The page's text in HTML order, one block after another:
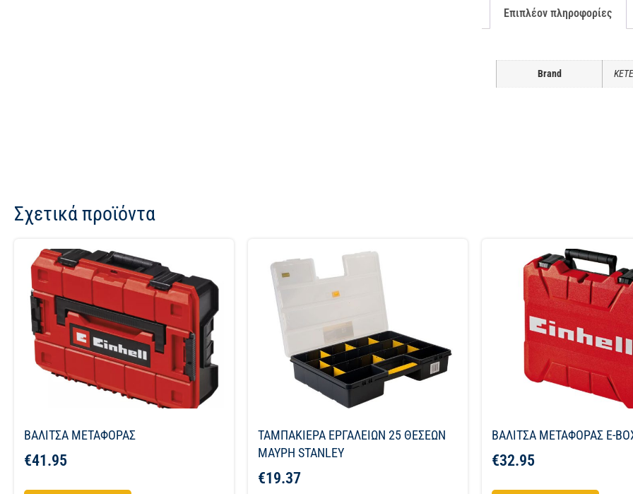
Επιπλέον πληροφορίες
Brand
Σχετικά προϊόντα
ΒΑΛΙΤΣΑ ΜΕΤΑΦΟΡΑΣ
€41.95
ΤΑΜΠΑΚΙΕΡΑ ΕΡΓΑΛΕΙΩΝ 25 ΘΕΣΕΩΝ
ΜΑΥΡΗ STANLEY
€19.37
ΒΑΛΙΤΣΑ ΜΕΤΑΦΟΡΑΣ E-
€32.95